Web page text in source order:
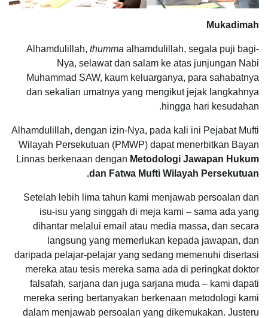
Mukadimah
Alhamdulillah, thumma alhamdulillah, segala puji bagi-
Nya, selawat dan salam ke atas junjungan Nabi
Muhammad SAW, kaum keluarganya, para sahabatnya
dan sekalian umatnya yang mengikut jejak langkahnya
hingga hari kesudahan.
Alhamdulillah, dengan izin-Nya, pada kali ini Pejabat Mufti
Wilayah Persekutuan (PMWP) dapat menerbitkan Bayan
Linnas berkenaan dengan Metodologi Jawapan Hukum
dan Fatwa Mufti Wilayah Persekutuan.
Setelah lebih lima tahun kami menjawab persoalan dan
isu-isu yang singgah di meja kami – sama ada yang
dihantar melalui email atau media massa, dan secara
langsung yang memerlukan kepada jawapan, dan
daripada pelajar-pelajar yang sedang memenuhi disertasi
mereka atau tesis mereka sama ada di peringkat doktor
falsafah, sarjana dan juga sarjana muda – kami dapati
mereka sering bertanyakan berkenaan metodologi kami
dalam menjawab persoalan yang dikemukakan. Justeru